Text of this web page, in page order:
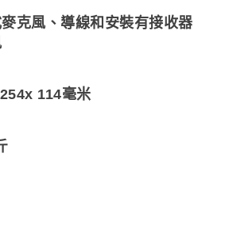
克風、導線和安裝有接收器
114毫米